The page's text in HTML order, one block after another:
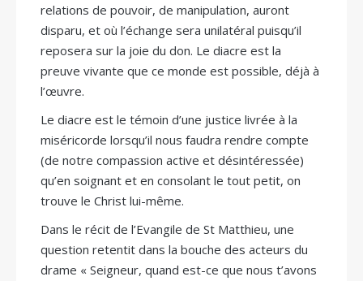
relations de pouvoir, de manipulation, auront
disparu, et où l’échange sera unilatéral puisqu’il
reposera sur la joie du don. Le diacre est la
preuve vivante que ce monde est possible, déjà à
l’œuvre.
Le diacre est le témoin d’une justice livrée à la
miséricorde lorsqu’il nous faudra rendre compte
(de notre compassion active et désintéressée)
qu’en soignant et en consolant le tout petit, on
trouve le Christ lui-même.
Dans le récit de l’Evangile de St Matthieu, une
question retentit dans la bouche des acteurs du
drame « Seigneur, quand est-ce que nous t’avons